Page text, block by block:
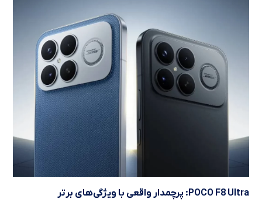
POCO F8 Ultra: پرچمدار واقعی با ویژگی‌های برتر